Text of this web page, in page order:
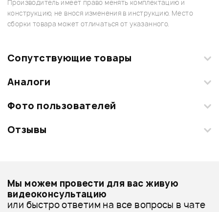
Производитель имеет право менять комплектацию и
конструкцию, не внося изменения в инструкцию. Место
сборки товара может отличаться от указанного.
Сопутствующие товары
Аналоги
Фото пользователей
Загрузите свои фотографии купленного товара и получите
Отзывы
Стреплоки и крепления для ремня - дешевле
Стреплоки и крепления для ремня - дороже
Мы можем провести для вас живую
видеоконсультацию
или быстро ответим на все вопросы в чате